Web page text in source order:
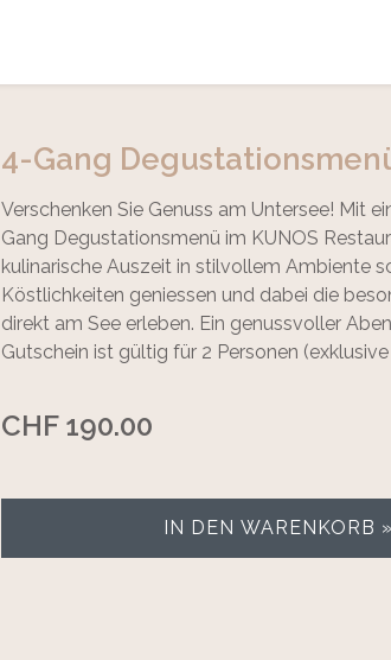
4-Gang
Verschenken Sie Genuss am Untersee! Mit
Gang Degustationsmenü im KUNOS
kulinarische Auszeit in stilvollem Ambiente
Köstlichkeiten geniessen und dabei die
direkt am See erleben. Ein genussvoller
Gutschein ist gültig für 2 Personen
CHF 190.00
IN DEN WARENKORB »